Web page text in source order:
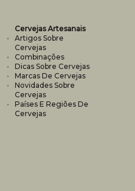
Cervejas Artesanais
Artigos Sobre
Cervejas
Combinações
Dicas Sobre Cervejas
Marcas De Cervejas
Novidades Sobre
Cervejas
Países E Regiões De
Cervejas